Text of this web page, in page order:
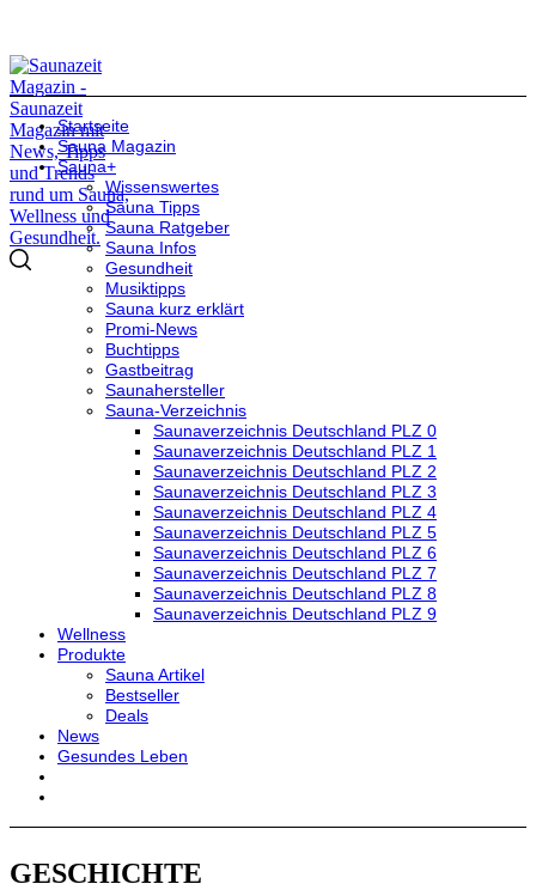
Startseite
Sauna Magazin
Sauna+
Wissenswertes
Sauna Tipps
Sauna Ratgeber
Sauna Infos
Gesundheit
Musiktipps
Sauna kurz erklärt
Promi-News
Buchtipps
Gastbeitrag
Saunahersteller
Sauna-Verzeichnis
Saunaverzeichnis Deutschland PLZ 0
Saunaverzeichnis Deutschland PLZ 1
Saunaverzeichnis Deutschland PLZ 2
Saunaverzeichnis Deutschland PLZ 3
Saunaverzeichnis Deutschland PLZ 4
Saunaverzeichnis Deutschland PLZ 5
Saunaverzeichnis Deutschland PLZ 6
Saunaverzeichnis Deutschland PLZ 7
Saunaverzeichnis Deutschland PLZ 8
Saunaverzeichnis Deutschland PLZ 9
Wellness
Produkte
Sauna Artikel
Bestseller
Deals
News
Gesundes Leben
GESCHICHTE